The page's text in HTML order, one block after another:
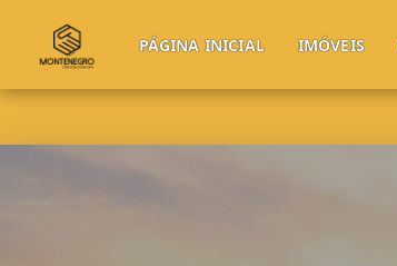
PÁGINA INICIAL IMÓVEIS